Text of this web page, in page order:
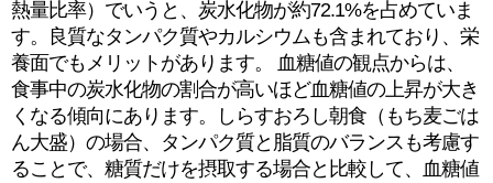
熱量比率）でいうと、炭水化物が約72.1%を占めていま
す。良質なタンパク質やカルシウムも含まれており、栄
養面でもメリットがあります。 血糖値の観点からは、
食事中の炭水化物の割合が高いほど血糖値の上昇が大き
くなる傾向にあります。しらすおろし朝食（もち⻨ごは
ん大盛）の場合、タンパク質と脂質のバランスも考慮す
ることで、糖質だけを摂取する場合と比較して、血糖値